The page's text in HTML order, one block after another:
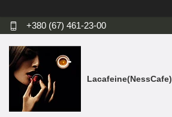
+380 (67) 461-23-00
Lacafeine(NessCafe)